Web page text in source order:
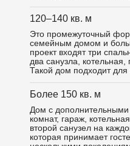
120–140 кв. м
Это промежуточный
семейным домом и
проект входят три
два санузла, котельная,
Такой дом подходит для
Более 150 кв. м
Дом с
комнат, гараж,
второй санузел на
которая принимает